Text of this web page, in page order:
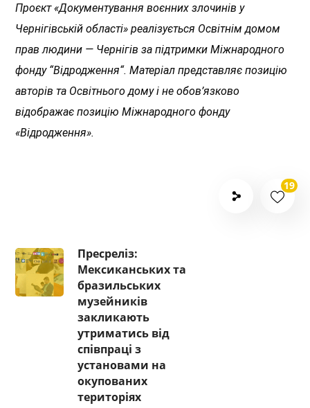
Проєкт «Документування воєнних злочинів у
Чернігівській області» реалізується Освітнім домом
прав людини — Чернігів за підтримки Міжнародного
фонду “Відродження“. Матеріал представляє позицію
авторів та Освітнього дому і не обов’язково
відображає позицію Міжнародного фонду
«Відродження».
19
Пресреліз:
Мексиканських та
бразильських
музейників
закликають
утриматись від
співпраці з
установами на
окупованих
територіях